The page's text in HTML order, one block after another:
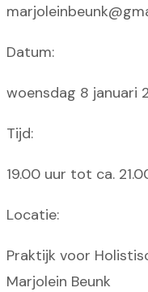
Datum:
woensdag 8 januari
Tijd:
19.00 uur tot ca.
Locatie:
Praktijk voor
Marjolein Beunk